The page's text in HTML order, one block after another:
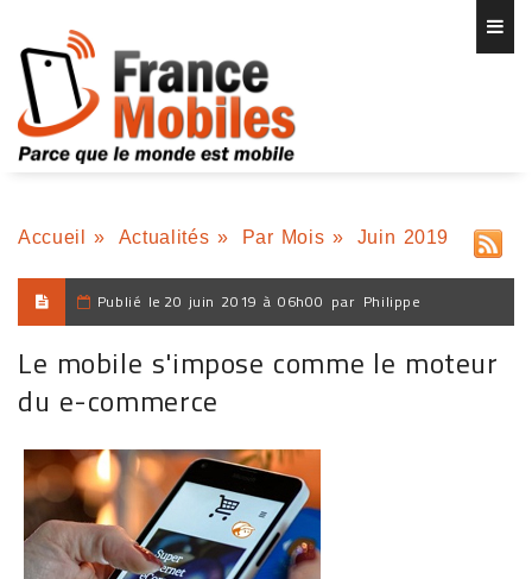
Accueil » Actualités » Par Mois » Juin 2019
Publié le 20 juin 2019 à 06h00 par Philippe
Le mobile s'impose comme le moteur
du e-commerce